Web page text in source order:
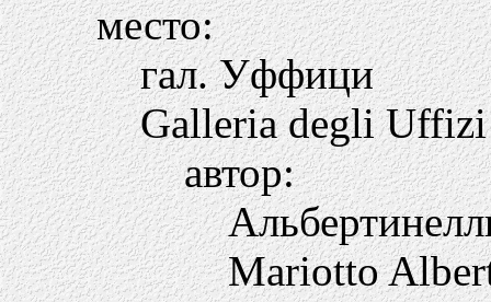
место:
гал. Уффици
Galleria degli Uffizi
автор:
Mariotto